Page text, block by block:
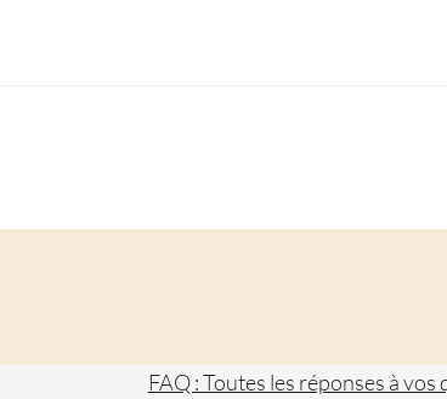
FAQ : Toutes les réponses à vos